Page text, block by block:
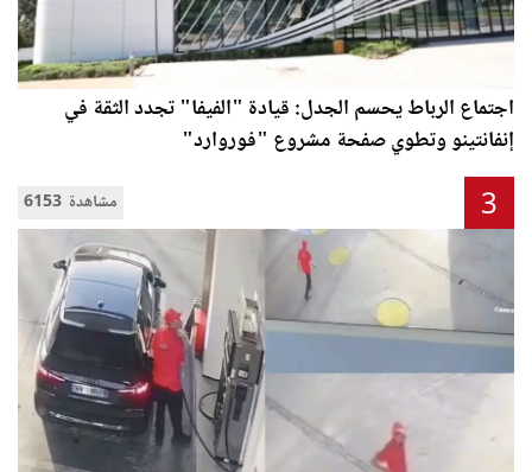
اجتماع الرباط يحسم الجدل: قيادة "الفيفا" تجدد الثقة في
إنفانتينو وتطوي صفحة مشروع "فوروارد"
6153 مشاهدة 3